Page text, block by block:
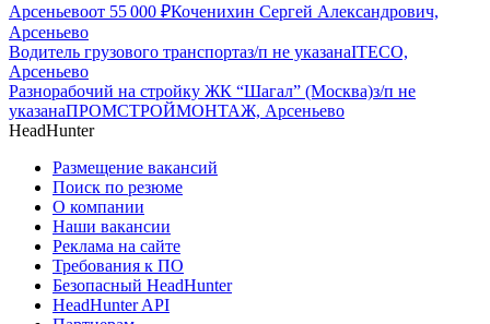
Арсеньевоот 55 000 ₽Коченихин Сергей Александрович,
Арсеньево
Водитель грузового транспортаз/п не указанаITECO,
Арсеньево
Разнорабочий на стройку ЖК “Шагал” (Москва)з/п не
указанаПРОМСТРОЙМОНТАЖ, Арсеньево
HeadHunter
Размещение вакансий
Поиск по резюме
О компании
Наши вакансии
Реклама на сайте
Требования к ПО
Безопасный HeadHunter
HeadHunter API